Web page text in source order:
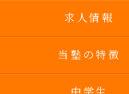
求人情報
当塾の特徴